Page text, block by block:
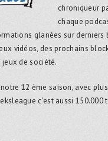
chroniqueur
chaque
glanées sur derniers
vidéos, des prochains
de société.
12 ème saison, avec
c’est aussi 150.000